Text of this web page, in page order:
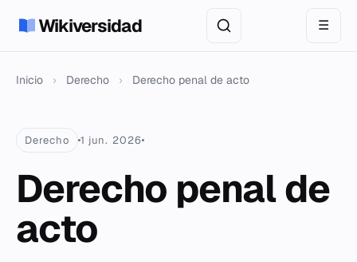
Wikiversidad ☰
Inicio › Derecho › Derecho penal de acto
Derecho 1 jun. 2026
Derecho penal de
acto